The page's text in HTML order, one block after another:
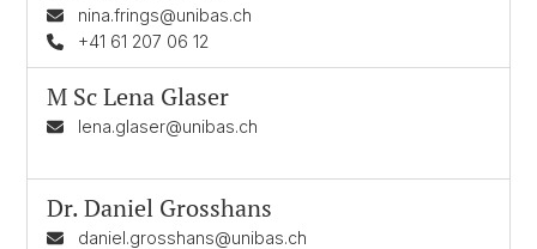
nina.frings@unibas.ch
+41 61 207 06 12
M ScLena Glaser
lena.glaser@unibas.ch
Dr.Daniel Grosshans
daniel.grosshans@unibas.ch